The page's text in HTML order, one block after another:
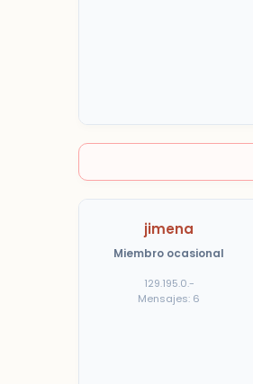
jimena
Miembro ocasional
129.195.0.-
Mensajes: 6